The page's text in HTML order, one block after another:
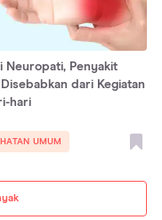
Neuropati, Penyakit
dari Kegiatan
hari
UMUM